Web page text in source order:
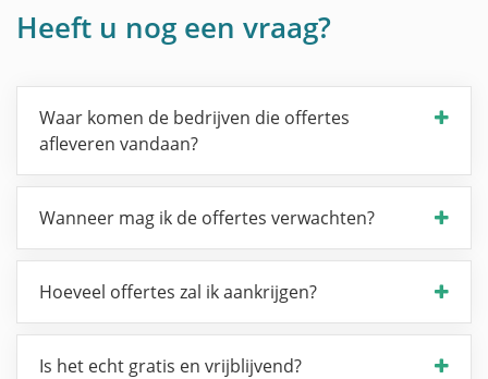
Heeft u nog een vraag?
Waar komen de bedrijven die offertes
afleveren vandaan?
Wanneer mag ik de offertes verwachten?
Hoeveel offertes zal ik aankrijgen?
Is het echt gratis en vrijblijvend?